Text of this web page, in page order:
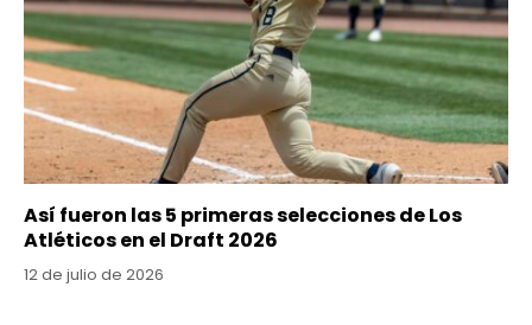
Así fueron las 5 primeras selecciones de Los
Atléticos en el Draft 2026
12 de julio de 2026